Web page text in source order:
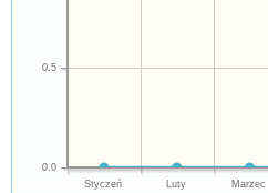
Styczeń Luty Marzec
0.0
0.5